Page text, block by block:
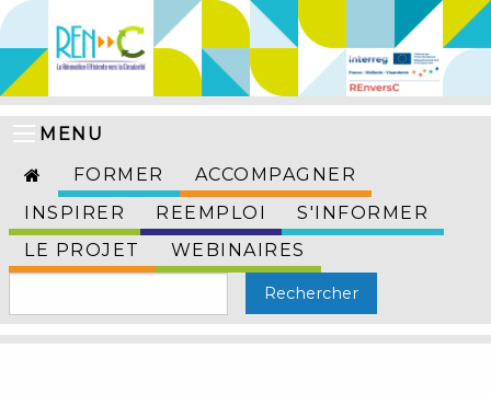
MENU
FORMER
ACCOMPAGNER
INSPIRER
REEMPLOI
S'INFORMER
LE PROJET
WEBINAIRES